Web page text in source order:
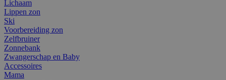
Lichaam
Lippen zon
Ski
Voorbereiding zon
Zelfbruiner
Zonnebank
Zwangerschap en Baby
Accessoires
Mama